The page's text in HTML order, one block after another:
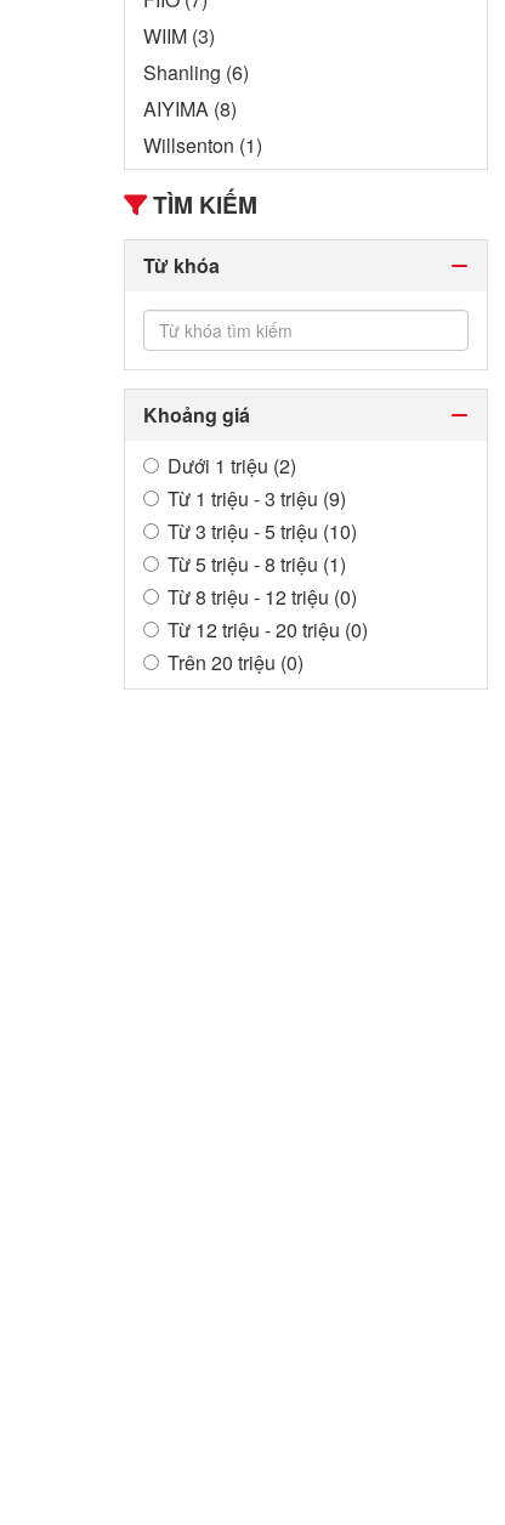
WIIM (3)
Shanling (6)
AIYIMA (8)
Willsenton (1)
TÌM KIẾM
Từ khóa
Khoảng giá
Dưới 1 triệu (2)
Từ 1 triệu - 3 triệu (9)
Từ 3 triệu - 5 triệu (10)
Từ 5 triệu - 8 triệu (1)
Từ 8 triệu - 12 triệu (0)
Từ 12 triệu - 20 triệu (0)
Trên 20 triệu (0)